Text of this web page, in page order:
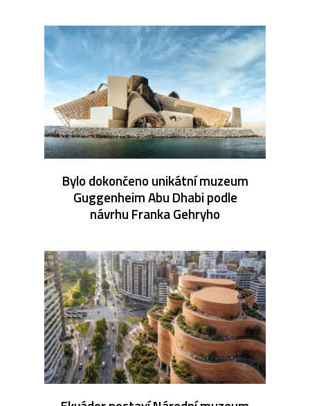
Bylo dokončeno unikátní muzeum
Guggenheim Abu Dhabi podle
návrhu Franka Gehryho